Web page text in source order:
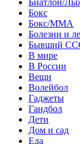
Бокс
Бокс/MMA
Болезни и
Бывший
В мире
В России
Вещи
Волейбол
Гаджеты
Гандбол
Дети
Дом и сад
Еда